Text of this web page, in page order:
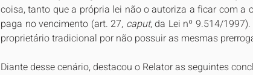
coisa, tanto que a própria lei não o autoriza a ficar com
paga no vencimento (art. 27, caput, da Lei nº 9.514/
proprietário tradicional por não possuir as mesmas
Diante desse cenário, destacou o Relator as seguintes